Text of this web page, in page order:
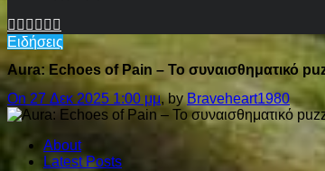
Ειδήσεις
Aura: Echoes of Pain – Το συναισθηματικό
On 27 Δεκ 2025 1:00 μμ, by Braveheart1980
About
Latest Posts